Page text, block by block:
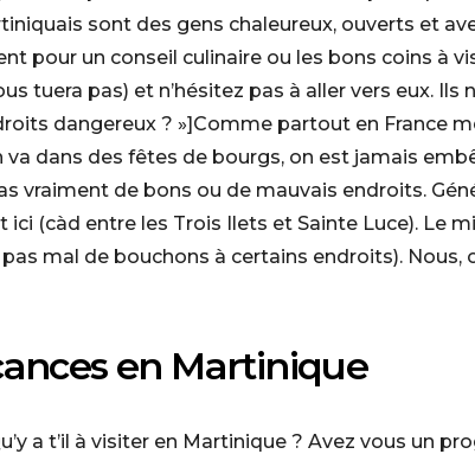
sont des gens chaleureux, ouverts et
pour un conseil culinaire ou les bons coins à
tuera pas) et n’hésitez pas à aller vers eux.
dangereux ? »]Comme partout en France
va dans des fêtes de bourgs, on est jamais
vraiment de bons ou de mauvais endroits.
ici (càd entre les Trois Ilets et Sainte Luce). Le
mal de bouchons à certains endroits).
en Martinique
a t’il à visiter en Martinique ? Avez vous un